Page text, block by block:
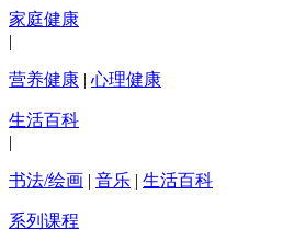
家庭健康
|
营养健康 | 心理健康
生活百科
|
书法/绘画 | 音乐 | 生活百科
系列课程